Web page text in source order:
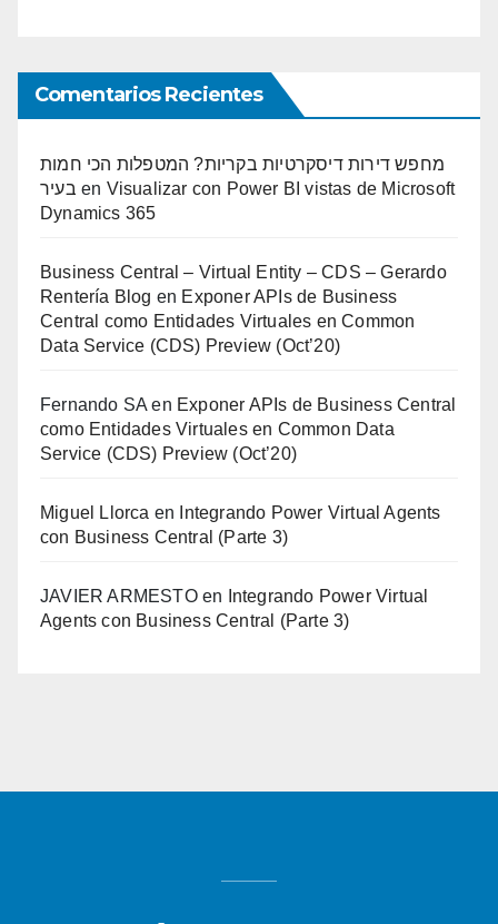
Comentarios Recientes
מחפש דירות דיסקרטיות בקריות? המטפלות הכי חמות
בעיר en Visualizar con Power BI vistas de Microsoft
Dynamics 365
Business Central – Virtual Entity – CDS – Gerardo
Rentería Blog en Exponer APIs de Business
Central como Entidades Virtuales en Common
Data Service (CDS) Preview (Oct’20)
Fernando SA en Exponer APIs de Business Central
como Entidades Virtuales en Common Data
Service (CDS) Preview (Oct’20)
Miguel Llorca en
Integrando Power Virtual Agents
con Business Central (Parte 3)
JAVIER ARMESTOen
Integrando Power Virtual
Agents con Business Central (Parte 3)